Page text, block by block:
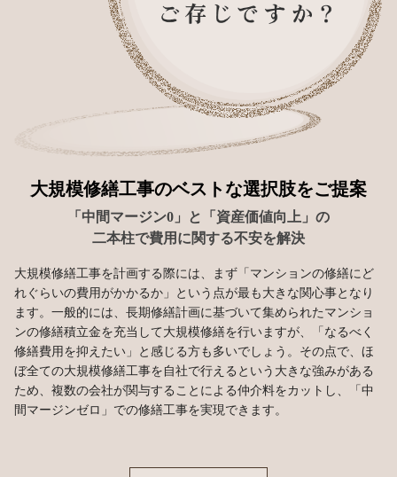
大規模修繕工事のベストな選択肢をご提案
「中間マージン0」と「資産価値向上」の
二本柱で費用に関する不安を解決
大規模修繕工事を計画する際には、まず「マンションの修繕にど
れぐらいの費用がかかるか」という点が最も大きな関心事となり
ます。一般的には、長期修繕計画に基づいて集められたマンショ
ンの修繕積立金を充当して大規模修繕を行いますが、「なるべく
修繕費用を抑えたい」と感じる方も多いでしょう。その点で、ほ
ぼ全ての大規模修繕工事を自社で行えるという大きな強みがある
ため、複数の会社が関与することによる仲介料をカットし、「中
間マージンゼロ」での修繕工事を実現できます。